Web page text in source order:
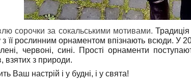
сорочки за сокальськими мотивами.
з її рослинним орнаментом впізнають всюди. У
червоні, сині. Прості орнаменти
взятих з природи.
Ваш настрій і у будні, і у свята!